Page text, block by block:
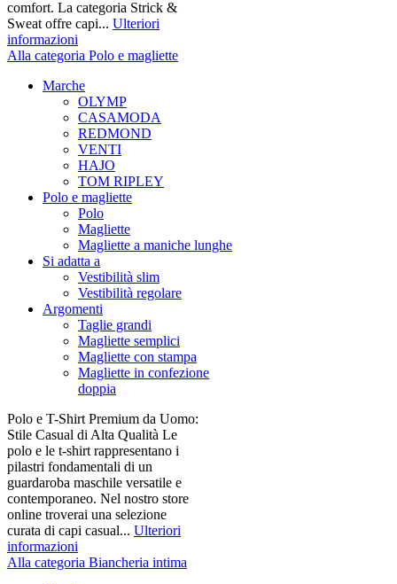
comfort. La categoria Strick &
Sweat offre capi... Ulteriori
informazioni
Alla categoria Polo e magliette
Marche
OLYMP
CASAMODA
REDMOND
VENTI
HAJO
TOM RIPLEY
Polo e magliette
Polo
Magliette
Magliette a maniche lunghe
Si adatta a
Vestibilità slim
Vestibilità regolare
Argomenti
Taglie grandi
Magliette semplici
Magliette con stampa
Magliette in confezione
doppia
Polo e T-Shirt Premium da Uomo:
Stile Casual di Alta Qualità Le
polo e le t-shirt rappresentano i
pilastri fondamentali di un
guardaroba maschile versatile e
contemporaneo. Nel nostro store
online troverai una selezione
curata di capi casual... Ulteriori
informazioni
Alla categoria Biancheria intima